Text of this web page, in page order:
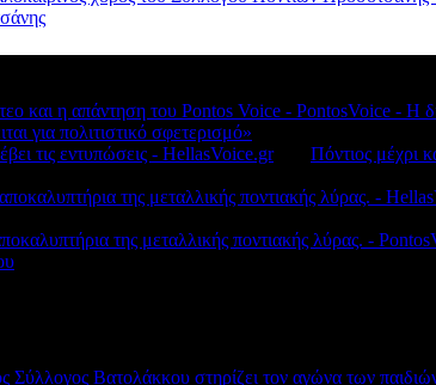
και η απάντηση του Pontos Voice - PontosVoice
για πολιτιστικό σφετερισμό»
τις εντυπώσεις - HellasVoice.grστο Πόντιος μέχρι
της μεταλλικής ποντιακής λύρας. -
της μεταλλικής ποντιακής λύρας. -
Σύλλογος Βατολάκκου στηρίζει τον αγώνα των